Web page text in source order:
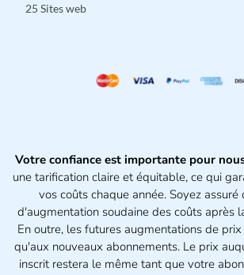
25 Sites web
Votre confiance est importante pour
une tarification claire et équitable, ce qui
vos coûts chaque année. Soyez
d'augmentation soudaine des coûts après
En outre, les futures augmentations de
qu'aux nouveaux abonnements. Le prix
inscrit restera le même tant que votre